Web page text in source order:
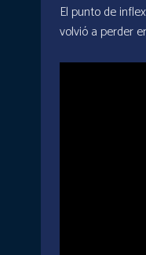
El punto de
volvió a perder